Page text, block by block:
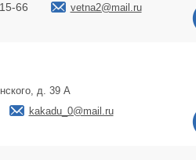
66
vetna2@mail.ru
д. 39 А
kakadu_0@mail.ru